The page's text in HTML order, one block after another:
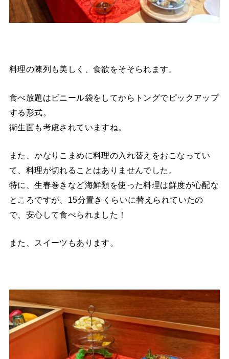
料理の陳列も美しく、食欲をそそられます。
食べ放題はビニール袋をしてからトングでピックアップ
する形式。
衛生面も考慮されていますね。
また、かなりこまめに料理の入れ替えをおこなってい
て、料理が切れることはありませんでした。
特に、生春巻きなど海鮮類を使った料理は鮮度が心配な
ところですが、15分置きくらいに替えられていたの
で、安心して食べられました！
また、スイーツもあります。